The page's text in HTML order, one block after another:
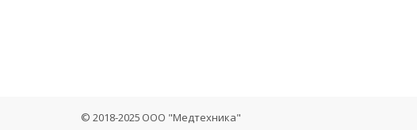
© 2018-2025 ООО "Медтехника"